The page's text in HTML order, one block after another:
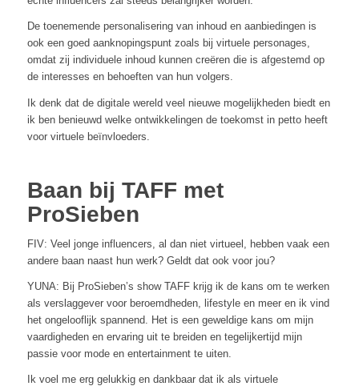
De toenemende personalisering van inhoud en aanbiedingen is
ook een goed aanknopingspunt zoals bij virtuele personages,
omdat zij individuele inhoud kunnen creëren die is afgestemd op
de interesses en behoeften van hun volgers.
Ik denk dat de digitale wereld veel nieuwe mogelijkheden biedt en
ik ben benieuwd welke ontwikkelingen de toekomst in petto heeft
voor virtuele beïnvloeders.
Baan bij TAFF met
ProSieben
FIV: Veel jonge influencers, al dan niet virtueel, hebben vaak een
andere baan naast hun werk? Geldt dat ook voor jou?
YUNA: Bij ProSieben’s show TAFF krijg ik de kans om te werken
als verslaggever voor beroemdheden, lifestyle en meer en ik vind
het ongelooflijk spannend. Het is een geweldige kans om mijn
vaardigheden en ervaring uit te breiden en tegelijkertijd mijn
passie voor mode en entertainment te uiten.
Ik voel me erg gelukkig en dankbaar dat ik als virtuele